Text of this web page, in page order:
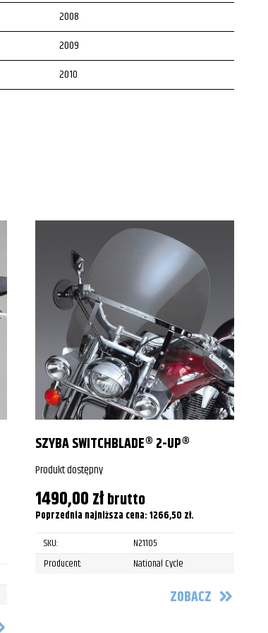
2008
2009
2010
2015
2016
2017
2018
2019
2020
2021
2022
2023
2025
2006
SZYBA SWITCHBLADE® 2-UP®
Produkt dostępny
1490,00złbrutto
Poprzednia najniższa cena:1266,50 zł.
SKU:
N21105
Producent:
National Cycle
ZOBACZ